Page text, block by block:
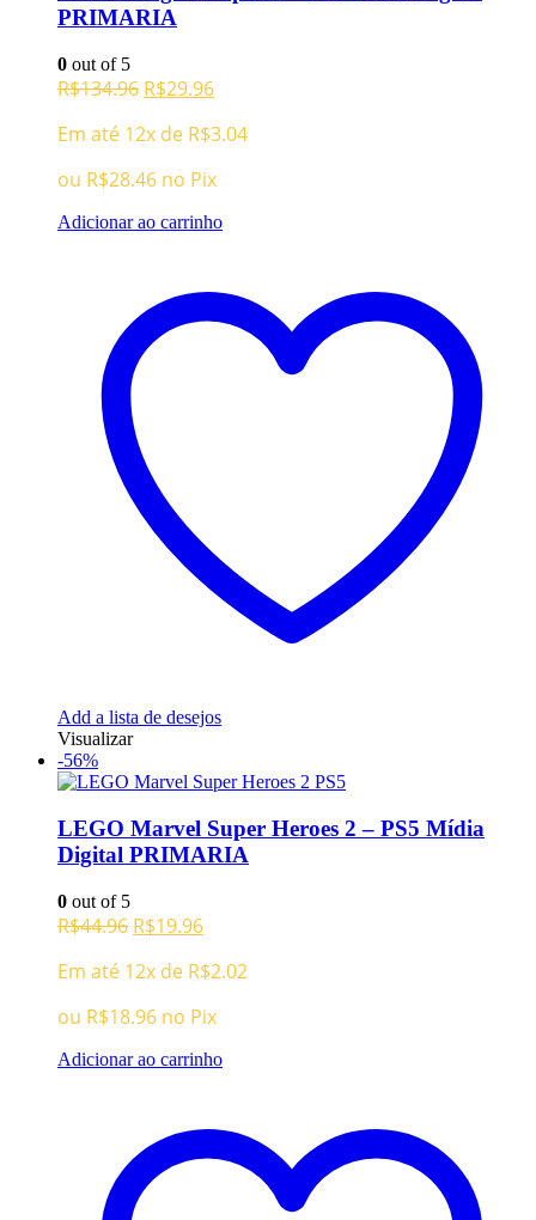
PRIMARIA
0 out of 5
R$134.96 O
original
era:
R$134.96.
R$29.96O
atual
R$29.96.
Em até 12x de R$3.04
ou R$28.46 no Pix
Adicionar ao carrinho
Add a lista de desejos
Visualizar
-56%
LEGO Marvel Super Heroes 2 – PS5 Mídia
Digital PRIMARIA
0 out of 5
R$44.96 O
original
era:
R$44.96.
R$19.96O
atual
é:
R$19.96.
Em até 12x de R$2.02
ou R$18.96 no Pix
Adicionar ao carrinho